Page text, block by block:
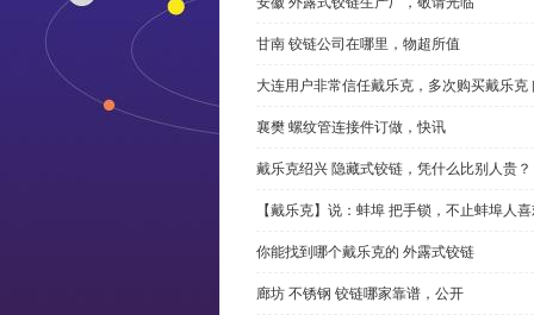
甘南 铰链公司在哪里，物超所值
大连用户非常信任戴乐克，多次购买戴乐克
襄樊 螺纹管连接件订做，快讯
戴乐克绍兴 隐藏式铰链，凭什么比别人贵？
【戴乐克】说：蚌埠 把手锁，不止蚌埠人
你能找到哪个戴乐克的 外露式铰链
廊坊 不锈钢 铰链哪家靠谱，公开